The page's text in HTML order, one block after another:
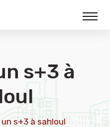
s+3 à
s+3 à sahloul